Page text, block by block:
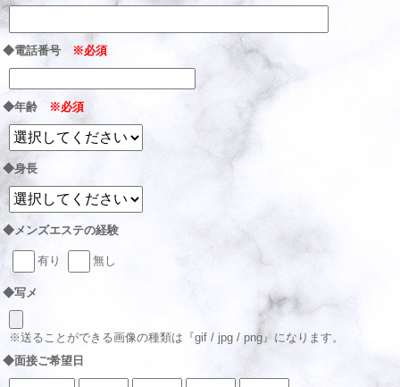
◆電話番号 ※必須
◆年齢 ※必須
◆身長
◆メンズエステの経験
有り 無し
◆写メ
※送ることができる画像の種類は『gif / jpg / png』になります。
◆面接ご希望日